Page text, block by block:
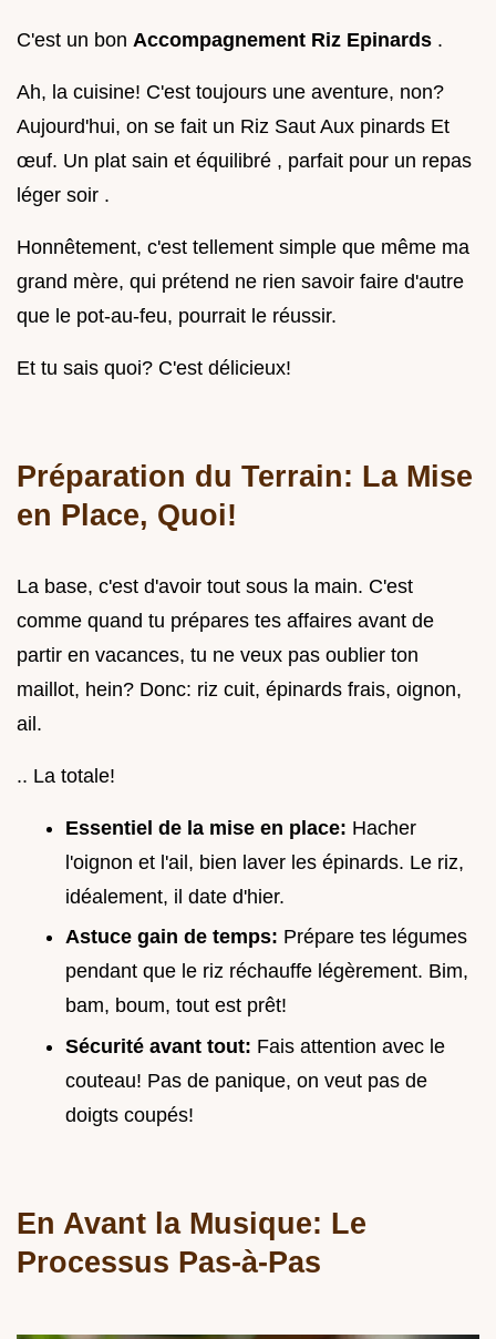
C'est un bon Accompagnement Riz Epinards .
Ah, la cuisine! C'est toujours une aventure, non?
Aujourd'hui, on se fait un Riz Saut Aux pinards Et
œuf. Un plat sain et équilibré , parfait pour un repas
léger soir .
Honnêtement, c'est tellement simple que même ma
grand mère, qui prétend ne rien savoir faire d'autre
que le pot-au-feu, pourrait le réussir.
Et tu sais quoi? C'est délicieux!
Préparation du Terrain: La Mise
en Place, Quoi!
La base, c'est d'avoir tout sous la main. C'est
comme quand tu prépares tes affaires avant de
partir en vacances, tu ne veux pas oublier ton
maillot, hein? Donc: riz cuit, épinards frais, oignon,
ail.
.. La totale!
Essentiel de la mise en place: Hacher
l'oignon et l'ail, bien laver les épinards. Le riz,
idéalement, il date d'hier.
Astuce gain de temps: Prépare tes légumes
pendant que le riz réchauffe légèrement. Bim,
bam, boum, tout est prêt!
Sécurité avant tout: Fais attention avec le
couteau! Pas de panique, on veut pas de
doigts coupés!
En Avant la Musique: Le
Processus Pas-à-Pas